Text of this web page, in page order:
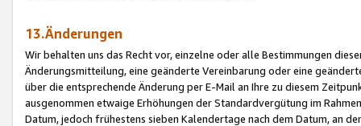
13.Änderungen
Wir behalten uns das Recht vor, einzelne oder alle Bestimmungen
Änderungsmitteilung, eine geänderte Vereinbarung oder eine
über die entsprechende Änderung per E-Mail an Ihre zu diesem
ausgenommen etwaige Erhöhungen der Standardvergütung im
Datum, jedoch frühestens sieben Kalendertage nach dem Datum, an